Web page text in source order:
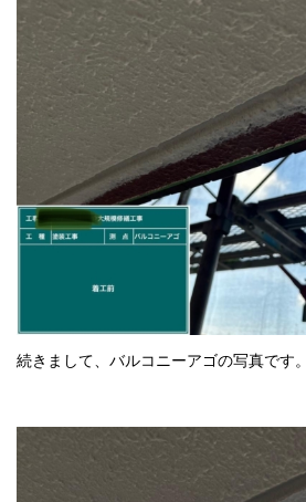
続きまして、バルコニーアゴの写真です。